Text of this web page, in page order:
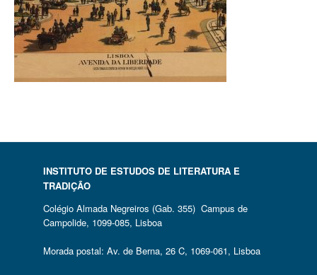
INSTITUTO DE ESTUDOS DE LITERATURA E
TRADIÇÃO
Colégio Almada Negreiros (Gab. 355) Campus de
Campolide, 1099-085, Lisboa
Morada postal: Av. de Berna, 26 C, 1069-061, Lisboa